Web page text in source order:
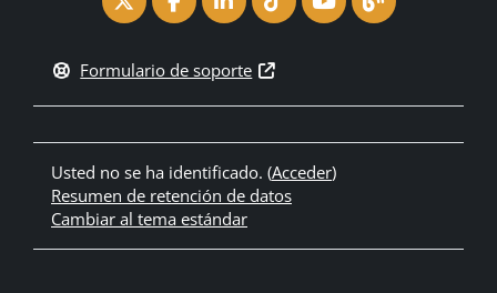
Formulario de soporte
Usted no se ha identificado. (Acceder)
Resumen de retención de datos
Cambiar al tema estándar